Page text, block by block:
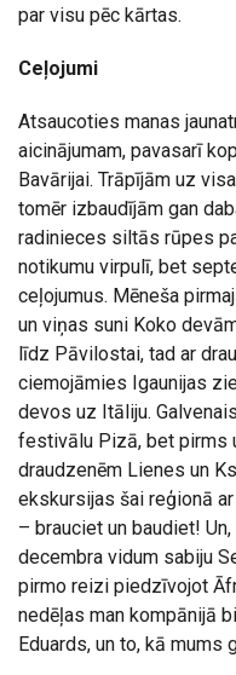
par visu pēc kārtas.
Ceļojumi
Atsaucoties manas
aicinājumam, pavasarī
Bavārijai. Trāpījām uz
tomēr izbaudījām gan
radinieces siltās rūpes
notikumu virpulī, bet
ceļojumus. Mēneša
un viņas suni Koko
līdz Pāvilostai, tad ar
ciemojāmies Igaunijas
devos uz Itāliju.
festivālu Pizā, bet pirms
draudzenēm Lienes un
ekskursijas šai reģionā
– brauciet un baudiet!
decembra vidum sabiju
pirmo reizi piedzīvojot
nedēļas man kompānijā
Eduards, un to, kā mums